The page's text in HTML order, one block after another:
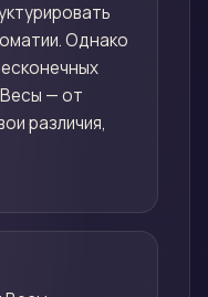
Однако
— от
различия,